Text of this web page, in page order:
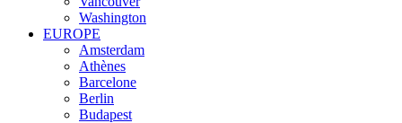
Washington
EUROPE
Amsterdam
Athènes
Barcelone
Berlin
Budapest